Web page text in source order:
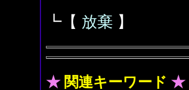
┗【 放棄 】
★ 関連キーワード ★